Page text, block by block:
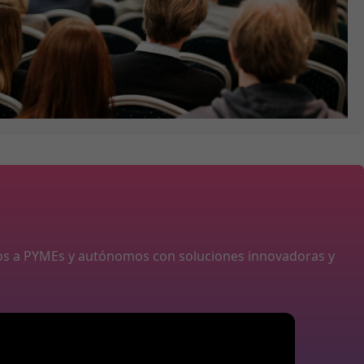
a PYMEs y autónomos con soluciones innovadoras y